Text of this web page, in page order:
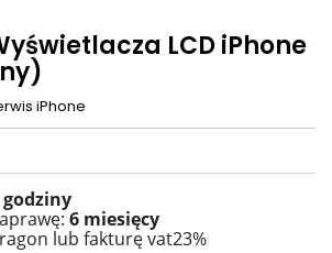
LCD iPhone
iPhone
godziny
6 miesięcy
lub fakturę vat23%